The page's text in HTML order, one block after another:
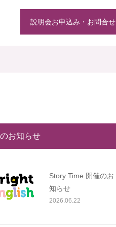
説明会お申込み・お問合せ
お知らせ
Story Time 開催のお
知らせ
2026.06.22